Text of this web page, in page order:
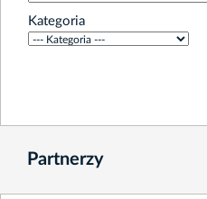
Kategoria
Partnerzy